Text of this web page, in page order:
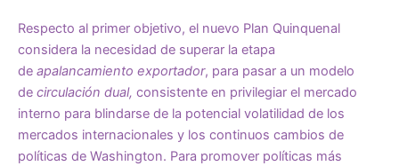
Respecto al primer objetivo, el nuevo Plan Quinquenal
considera la necesidad de superar la etapa
de apalancamiento exportador, para pasar a un modelo
de circulación dual, consistente en privilegiar el mercado
interno para blindarse de la potencial volatilidad de los
mercados internacionales y los continuos cambios de
políticas de Washington. Para promover políticas más